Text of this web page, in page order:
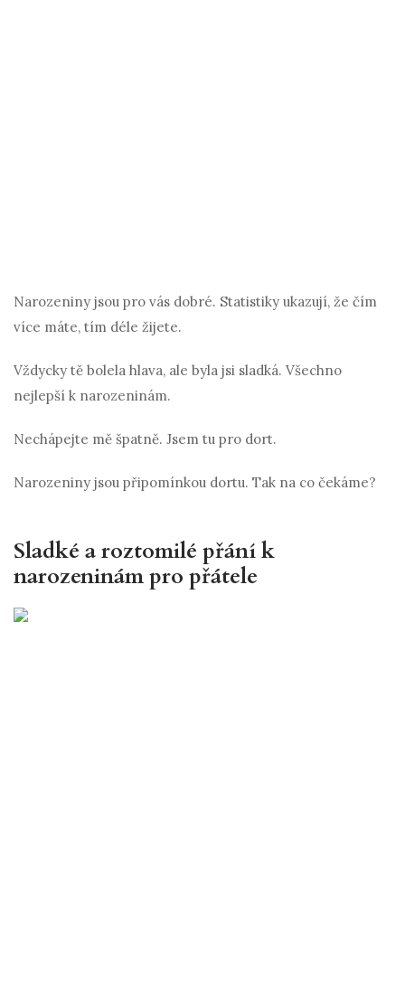
Narozeniny jsou pro vás dobré. Statistiky ukazují, že čím
více máte, tím déle žijete.
Vždycky tě bolela hlava, ale byla jsi sladká. Všechno
nejlepší k narozeninám.
Nechápejte mě špatně. Jsem tu pro dort.
Narozeniny jsou připomínkou dortu. Tak na co čekáme?
Sladké a roztomilé přání k
narozeninám pro přátele